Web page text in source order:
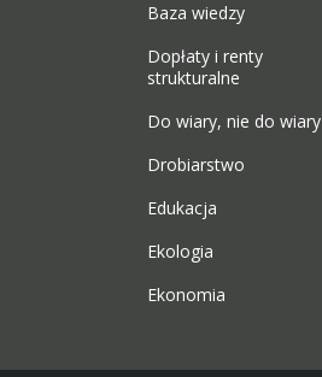
Baza wiedzy
Dopłaty i renty
strukturalne
Do wiary, nie do wiary
Drobiarstwo
Edukacja
Ekologia
Ekonomia